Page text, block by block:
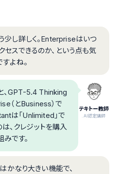
少し詳しく。Enterpriseはいつ
セスできるのか、という点も気
よね。
テキトー教師
.AI認定講師
、GPT-5.4 Thinking
（とBusiness）で
は「Unlimited」で
、クレジットを購入
です。
かなり大きい機能で、